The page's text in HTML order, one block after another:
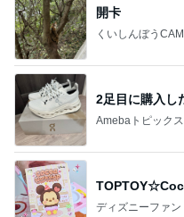
開卡
くいしんぼう
2足目に購入し
Amebaトピックス
ディズニーファ